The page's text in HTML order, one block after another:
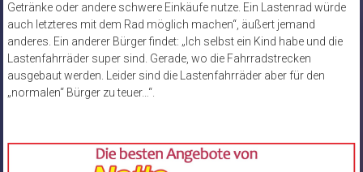
Getränke oder andere schwere Einkäufe nutze. Ein Lastenrad würde
auch letzteres mit dem Rad möglich machen“, äußert jemand
anderes. Ein anderer Bürger findet: „Ich selbst ein Kind habe und die
Lastenfahrräder super sind. Gerade, wo die Fahrradstrecken
ausgebaut werden. Leider sind die Lastenfahrräder aber für den
„normalen“ Bürger zu teuer…“.